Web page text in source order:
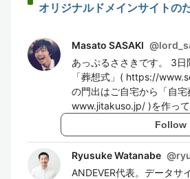
オリジナルドメインサイトの
Masato SASAKI @
あっぷるささきです。 3日
「葬想式」( https://
の門出はご自宅から「自
www.jitakuso.jp/ )を作っ
Follow
Ryusuke Watanabe @
ANDEVER代表。データサ